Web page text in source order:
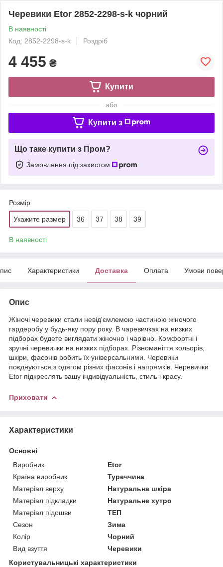
Черевики Etor 2852-2298-s-k чорний
В наявності
Код: 2852-2298-s-k
Роздріб
4 455 ₴
Купити
або
Купити з
Що таке купити з Пром?
Замовлення під захистом
Розмір
Укажите размер 36 37 38 39
В наявності
Характеристики Доставка Оплата Умови
Опис
Жіночі черевики стали невід'ємлемою частиною жіночого
гардеробу у будь-яку пору року. В чаревичках на низких
підборах будете виглядати жіночно і чарівно. Комфортні і
зручні черевички на низких підборах. Різноманіття кольорів,
шкіри, фасонів робить їх універсальними. Черевики
поєднуються з одягом різних фасонів і напрямків. Черевички
Etor підкреслять вашу індивідуальність, стиль і красу.
Приховати
Характеристики
Основні
Виробник
Etor
Країна виробник
Туреччина
Матеріал верху
Натуральна шкіра
Матеріал підкладки
Натуральне хутро
Матеріал підошви
ТЕП
Сезон
Зима
Колір
Чорний
Вид взуття
Черевики
Користувальницькі характеристики